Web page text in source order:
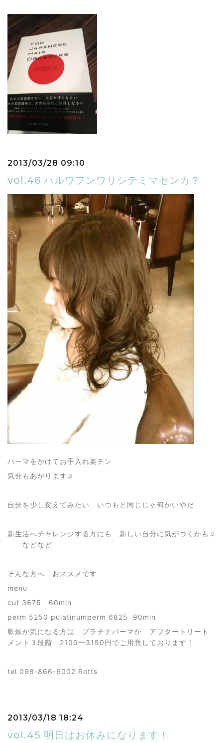
2013/03/28 09:10
vol.46 ハルワフンワリシテミマセンカ？
パーマをかけてお手入れ楽チン
気分もあがります♫
自分を少し変えてみたい いつもと同じじゃ何かいやだ
新生活へチャレンジする方にも 新しい自分に気がつくかも♫
などなど
そんな方へ おススメです
menu
cut 3675 60min
perm 5250 pulatinumperm 6825 90min
乾燥が気になる方は プラチナパーマか アフタートリート
メント３段階 2100〜3150円でご用意しております！
tel 098-866-6002 Rotts
2013/03/18 18:24
vol.45 明日はお休みになります！